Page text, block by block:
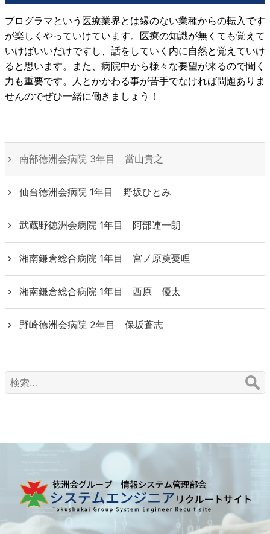
プログラマという医療業界とは縁のない業種からの転入です
が楽しくやっていけています。医療の知識が無くても覚えて
いけばいいだけですし、話をしていく内に自然と覚えていけ
ると思います。また、病院中から様々な要望が来るので聞く
力も重要です。人とかかわる事が苦手でなければ問題ありま
せんのでぜひ一緒に働きましょう！
南部徳洲会病院 3年目 當山貴之
仙台徳洲会病院 1年目 野坂ひとみ
武蔵野徳洲会病院 1年目 阿部連一朗
湘南鎌倉総合病院 1年目 宮ノ原萸憂哩
湘南鎌倉総合病院 1年目 西原 優太
野崎徳洲会病院 2年目 保坂蒼志
検
索: